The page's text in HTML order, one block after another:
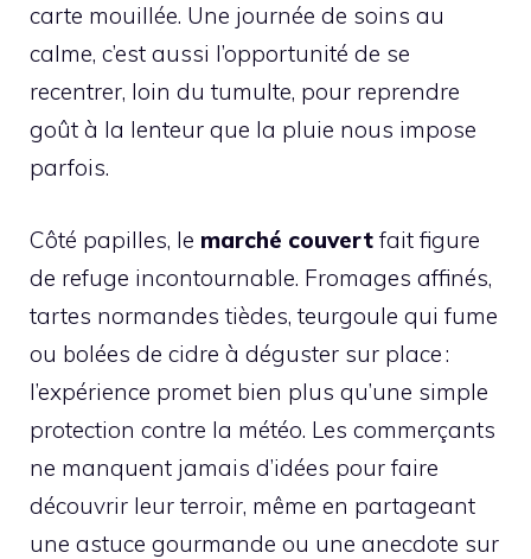
carte mouillée. Une journée de soins au
calme, c’est aussi l’opportunité de se
recentrer, loin du tumulte, pour reprendre
goût à la lenteur que la pluie nous impose
parfois.
Côté papilles, le marché couvert fait figure
de refuge incontournable. Fromages affinés,
tartes normandes tièdes, teurgoule qui fume
ou bolées de cidre à déguster sur place :
l’expérience promet bien plus qu’une simple
protection contre la météo. Les commerçants
ne manquent jamais d’idées pour faire
découvrir leur terroir, même en partageant
une astuce gourmande ou une anecdote sur